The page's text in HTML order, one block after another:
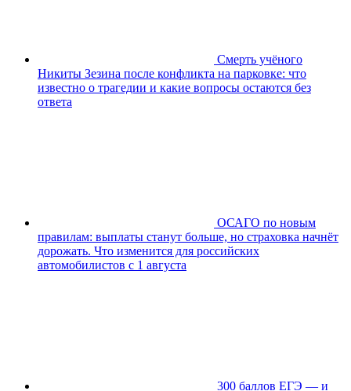
Смерть учёного
Никиты Зезина после конфликта на парковке: что
известно о трагедии и какие вопросы остаются без
ответа
ОСАГО по новым
правилам: выплаты станут больше, но страховка начнёт
дорожать. Что изменится для российских
автомобилистов с 1 августа
300 баллов ЕГЭ — и